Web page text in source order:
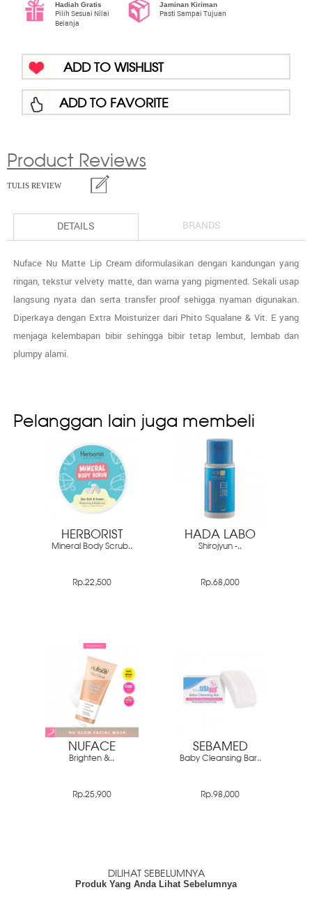
Hadiah Gratis
Pilih Sesuai Nilai
Belanja
Jaminan Kiriman
Pasti Sampai Tujuan
ADD TO WISHLIST
ADD TO FAVORITE
Product Reviews
TULIS REVIEW
DETAILS BRANDS
Nuface Nu Matte Lip Cream diformulasikan dengan kandungan yang
ringan, tekstur velvety matte, dan warna yang pigmented. Sekali usap
langsung nyata dan serta transfer proof sehigga nyaman digunakan.
Diperkaya dengan Extra Moisturizer dari Phito Squalane & Vit. E yang
menjaga kelembapan bibir sehingga bibir tetap lembut, lembab dan
plumpy alami.
Pelanggan lain juga membeli
HERBORIST
Mineral Body Scrub..
Rp.22,500
HADA LABO
Shirojyun -..
Rp.68,000
NUFACE
Brighten &..
Rp.25,900
SEBAMED
Baby Cleansing Bar..
Rp.98,000
DILIHAT SEBELUMNYA
Produk Yang Anda Lihat Sebelumnya